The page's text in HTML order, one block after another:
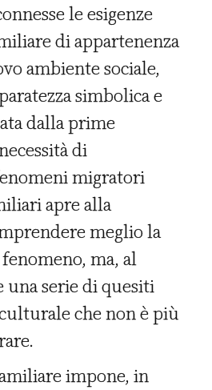
le esigenze
di appartenenza
ambiente sociale,
simbolica e
dalla prime
di
migratori
apre alla
meglio la
ma, al
una serie di quesiti
che non è più
impone, in